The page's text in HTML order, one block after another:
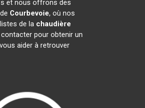
et nous offrons des
Courbevoie, où nos
de la chaudière
pour obtenir un
aider à retrouver